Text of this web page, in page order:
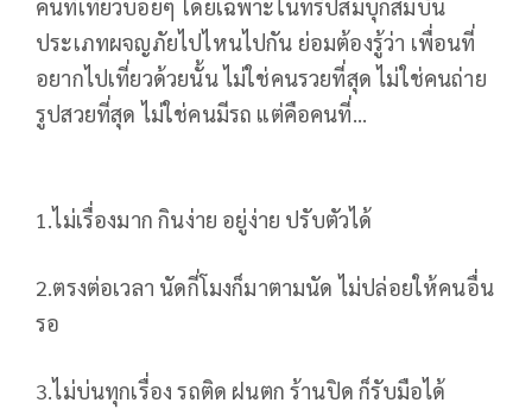
คนที่เที่ยวบ่อยๆ โดยเฉพาะในทริปสมบุกสมบัน
ประเภทผจญภัยไปไหนไปกัน ย่อมต้องรู้ว่า เพื่อนที่
อยากไปเที่ยวด้วยนั้น ไม่ใช่คนรวยที่สุด ไม่ใช่คนถ่าย
รูปสวยที่สุด ไม่ใช่คนมีรถ แต่คือคนที่...
1.ไม่เรื่องมาก กินง่าย อยู่ง่าย ปรับตัวได้
2.ตรงต่อเวลา นัดกี่โมงก็มาตามนัด ไม่ปล่อยให้คนอื่น
รอ
3.ไม่บ่นทุกเรื่อง รถติด ฝนตก ร้านปิด ก็รับมือได้